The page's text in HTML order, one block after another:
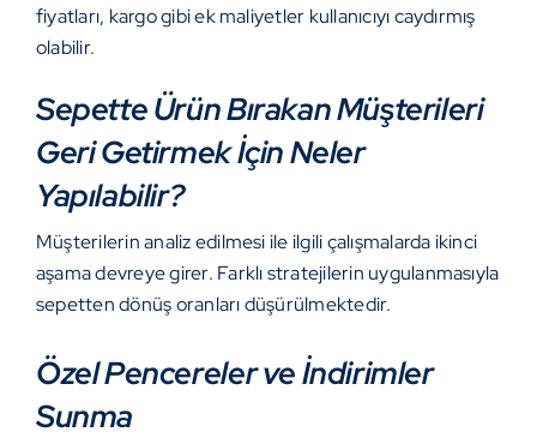
fiyatları, kargo gibi ek maliyetler kullanıcıyı caydırmış
olabilir.
Sepette Ürün Bırakan Müşterileri
Geri Getirmek İçin Neler
Yapılabilir?
Müşterilerin analiz edilmesi ile ilgili çalışmalarda ikinci
aşama devreye girer. Farklı stratejilerin uygulanmasıyla
sepetten dönüş oranları düşürülmektedir.
Özel Pencereler ve İndirimler
Sunma